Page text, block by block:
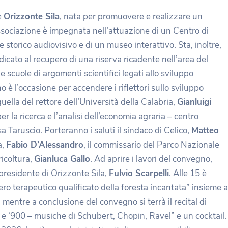
Orizzonte Sila, nata per promuovere e realizzare un
è impegnata nell’attuazione di un Centro di
audiovisivo e di un museo interattivo. Sta, inoltre,
al recupero di una riserva ricadente nell’area del
scuole di argomenti scientifici legati allo sviluppo
l’occasione per accendere i riflettori sullo sviluppo
del rettore dell’Università della Calabria, Gianluigi
la ricerca e l’analisi dell’economia agraria – centro
Taruscio. Porteranno i saluti il sindaco di Celico, Matteo
Fabio D’Alessandro, il commissario del Parco Nazionale
Gianluca Gallo. Ad aprire i lavori del convegno,
di Orizzonte Sila, Fulvio Scarpelli. Alle 15 è
terapeutico qualificato della foresta incantata” insieme a
a conclusione del convegno si terrà il recital di
‘900 – musiche di Schubert, Chopin, Ravel” e un cocktail.